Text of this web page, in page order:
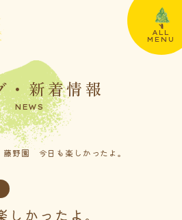
ALL
MENU
・新着情報
NEWS
藤野園 今日も楽しかったよ。
かったよ。